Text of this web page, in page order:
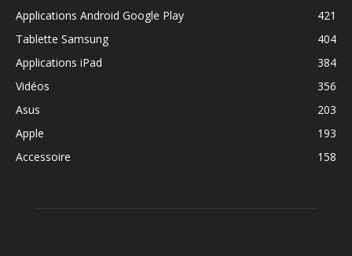
Applications Android Google Play
421
Tablette Samsung
404
Applications iPad
384
Vidéos
356
Asus
203
Apple
193
Accessoire
158